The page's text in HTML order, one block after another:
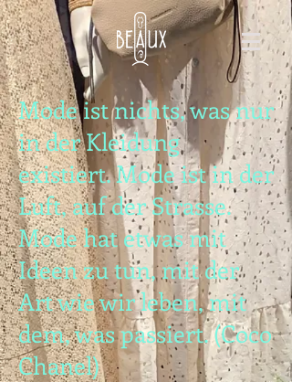
Mode ist nichts, was nur
in der Kleidung
existiert. Mode ist in der
Luft, auf der Strasse.
Mode hat etwas mit
Ideen zu tun, mit der
Art wie wir leben, mit
dem, was passiert. (Coco
Chanel)